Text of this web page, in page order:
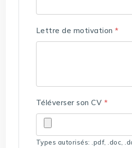
Lettre de motivation*
Téléverser son CV *
Types autorisés: .pdf, .doc,